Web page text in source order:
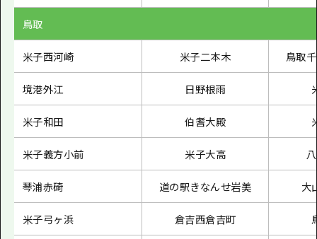
鳥取
米子西河崎 米子二本木 鳥取
境港外江 日野根雨
米子和田 伯耆大殿
米子義方小前 米子大高
琴浦赤碕 道の駅きなんせ岩美 大
米子弓ヶ浜 倉吉西倉吉町